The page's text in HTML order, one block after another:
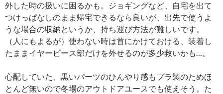
外した時の扱いに困るかも。ジョギングなど、自宅を出て
つけっぱなしのまま帰宅できるなら良いが、出先で使うよ
うな場合の収納というか、持ち運び方法が難しいです。
（人にもよるが）使わない時は首にかけておける、装着し
たままイヤーピース部だけを外せるのが多少救いかも…。
心配していた、黒いパーツのひんやり感もプラ製のためほ
とんど無いので冬場のアウトドアユースでも使えそう。た